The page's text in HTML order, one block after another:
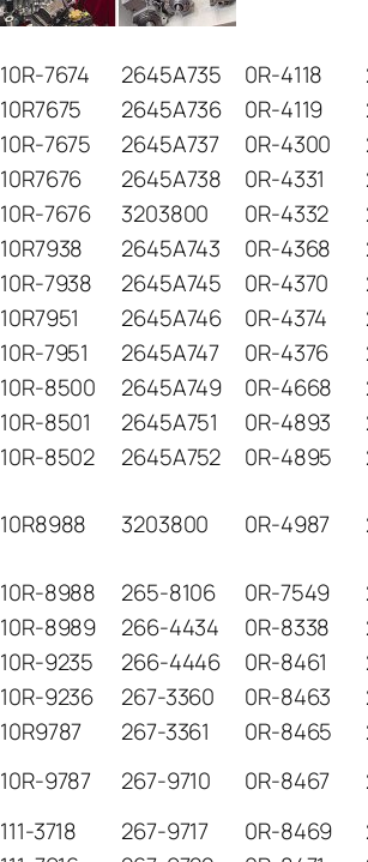
10R-7674 2645A735 0R-4118
10R7675 2645A736 0R-4119
10R-7675 2645A737 0R-4300
10R7676 2645A738 0R-4331
10R-7676 3203800 0R-4332
10R7938 2645A743 0R-4368
10R-7938 2645A745 0R-4370
10R7951 2645A746 0R-4374
10R-7951 2645A747 0R-4376
10R-8500 2645A749 0R-4668
10R-8501 2645A751 0R-4893
10R-8502 2645A752 0R-4895
10R8988 3203800 0R-4987
10R-8988 265-8106 0R-7549
10R-8989 266-4434 0R-8338
10R-9235 266-4446 0R-8461
10R-9236 267-3360 0R-8463
10R9787 267-3361 0R-8465
10R-9787 267-9710 0R-8467
111-3718 267-9717 0R-8469